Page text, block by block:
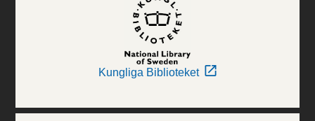
Kungliga Biblioteket